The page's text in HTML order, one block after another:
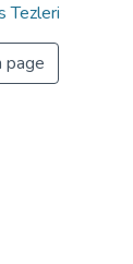
Tezleri
page